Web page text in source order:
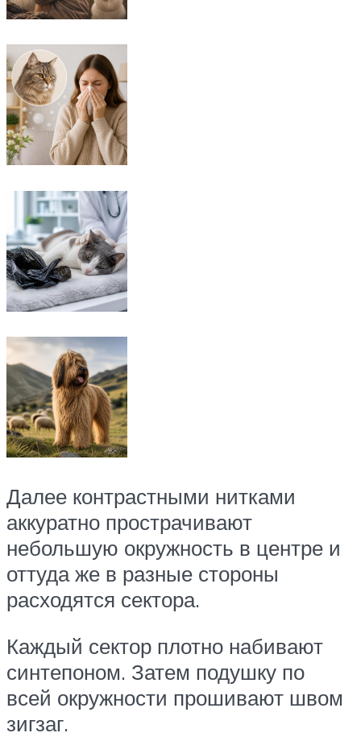
Далее контрастными нитками
аккуратно прострачивают
небольшую окружность в центре и
оттуда же в разные стороны
расходятся сектора.
Каждый сектор плотно набивают
синтепоном. Затем подушку по
всей окружности прошивают швом
зигзаг.